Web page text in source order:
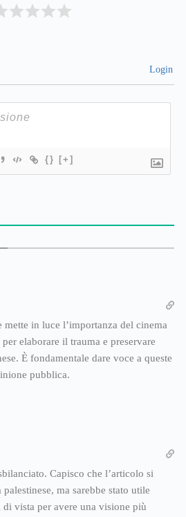
Login
{} [+]
in luce l’importanza del cinema
elaborare il trauma e preservare
È fondamentale dare voce a queste
pubblica.
Capisco che l’articolo si
ma sarebbe stato utile
vista per avere una visione più